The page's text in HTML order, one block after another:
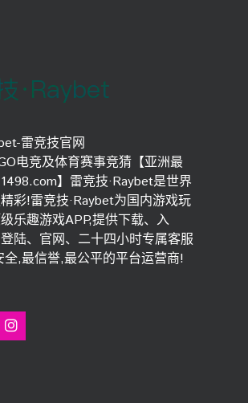
雷竞技官网
电竞及体育赛事竞猜【亚洲最
】雷竞技·Raybet是世界
彩!雷竞技·Raybet为国内游戏玩
乐趣游戏APP,提供下载、入
陆、官网、二十四小时专属客服
,最信誉,最公平的平台运营商!